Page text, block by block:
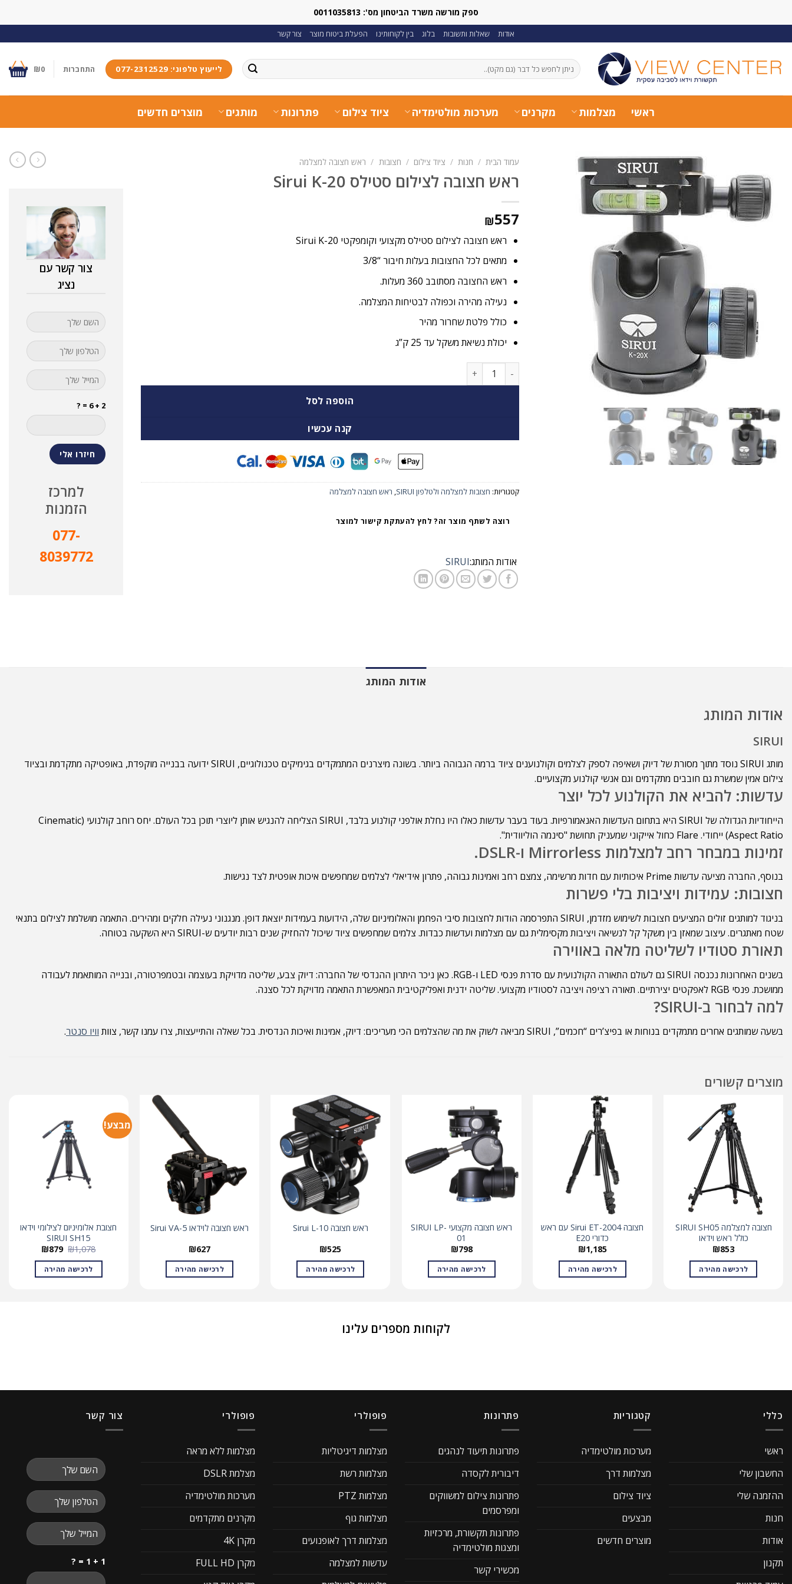
ספק מורשה משרד הביטחון מס': 0011035813
אודות שאלות ותשובות בלוג בין לקוחותינו הפעלת ביטוח מוצר צור קשר
חיפוש
עבור:
לייעוץ טלפוני: 077-2312529 התחברות ₪0
ראשי מצלמות מקרנים מערכות מולטימדיה ציוד צילום פתרונות מותגים מוצרים חדשים
עמוד הבית / חנות / ציוד צילום / חצובות / ראש חצובה למצלמה
ראש חצובה לצילום סטילס Sirui K-20
₪557
ראש חצובה לצילום סטילס מקצועי וקומפקטי Sirui K-20
מתאים לכל החצובות בעלות חיבור “3/8
ראש החצובה מסתובב 360 מעלות.
נעילה מהירה וכפולה לבטיחות המצלמה.
כולל פלטת שחרור מהיר
יכולת נשיאת משקל עד 25 ק”ג
כמות של ראש חצובה לצילום סטילס Sirui K-20
הוספה לסל
קנה עכשיו
קטגוריות: חצובות למצלמה ולטלפון SIRUI , ראש חצובה למצלמה
רוצה לשתף מוצר זה? לחץ להעתקת קישור למוצר
אודות המותג:SIRUI
צור קשר עם
נציג
2 + 6 = ?
למרכז
הזמנות
077-
8039772
אודות המותג
אודות המותג
SIRUI
מותג SIRUI נוסד מתוך מסורת של דיוק ושאיפה לספק לצלמים וקולנוענים ציוד ברמה הגבוהה ביותר. בשונה מיצרנים המתמקדים בגימיקים טכנולוגיים, SIRUI ידועה בבנייה מוקפדת, באופטיקה מתקדמת ובציוד
צילום אמין שמשרת גם חובבים מתקדמים וגם אנשי קולנוע מקצועיים.
עדשות: להביא את הקולנוע לכל יוצר
הייחודיות הגדולה של SIRUI היא בתחום העדשות האנאמורפיות. בעוד בעבר עדשות כאלו היו נחלת אולפני קולנוע בלבד, SIRUI הצליחה להנגיש אותן ליוצרי תוכן בכל העולם. יחס רוחב קולנועי (Cinematic
Aspect Ratio) ייחודי. Flare כחול אייקוני שמעניק תחושת "סינמה הוליוודית".
זמינות במבחר רחב למצלמות Mirrorless ו-DSLR.
בנוסף, החברה מציעה עדשות Prime איכותיות עם חדות מרשימה, צמצם רחב ואמינות גבוהה, פתרון אידיאלי לצלמים שמחפשים איכות אופטית לצד נגישות.
חצובות: עמידות ויציבות בלי פשרות
בניגוד למותגים זולים המציעים חצובות לשימוש מזדמן, SIRUI התפרסמה הודות לחצובות סיבי הפחמן והאלומיניום שלה, הידועות בעמידות יוצאת דופן. מנגנוני נעילה חלקים ומהירים. התאמה מושלמת לצילום בתנאי
שטח מאתגרים. עיצוב שמאזן בין משקל קל לנשיאה ויציבות מקסימלית גם עם מצלמות ועדשות כבדות. צלמים שמחפשים ציוד שיכול להחזיק שנים רבות יודעים ש-SIRUI היא השקעה בטוחה.
תאורת סטודיו לשליטה מלאה באווירה
בשנים האחרונות נכנסה SIRUI גם לעולם התאורה הקולנועית עם סדרת פנסי LED ו-RGB. כאן ניכר היתרון ההנדסי של החברה: דיוק צבע, שליטה מדויקת בעוצמה ובטמפרטורה, ובנייה המותאמת לעבודה
ממושכת. פנסי RGB לאפקטים יצירתיים. תאורה רציפה ויציבה לסטודיו מקצועי. שליטה ידנית ואפליקטיבית המאפשרת התאמה מדויקת לכל סצנה.
למה לבחור ב-SIRUI?
בשעה שמותגים אחרים מתמקדים בנוחות או בפיצ’רים “חכמים”, SIRUI מביאה לשוק את מה שהצלמים הכי מעריכים: דיוק, אמינות ואיכות הנדסית. בכל שאלה והתייעצות, צרו עמנו קשר, צוות וויו סנטר.
מוצרים קשורים
חצובה למצלמה SIRUI SH05
כולל ראש וידאו
₪853
לרכישה מהירה
חצובה Sirui ET-2004 עם ראש
כדורי E20
₪1,185
לרכישה מהירה
ראש חצובה מקצועי SIRUI LP-
01
₪798
לרכישה מהירה
ראש חצובה Sirui L-10
₪525
לרכישה מהירה
ראש חצובה לוידאו Sirui VA-5
₪627
לרכישה מהירה
מבצע!
חצובת אלומיניום לצילומי וידאו
SIRUI SH15
₪1,078 המחיר
היה:
₪1,078.
₪879 המחיר
הוא: לרכישה מהירה
לקוחות מספרים עלינו
כללי
ראשי
החשבון שלי
ההזמנה שלי
חנות
אודות
תקנון
קטגוריות
מערכות מולטימדיה
מצלמות דרך
ציוד צילום
מבצעים
מוצרים חדשים
פתרונות
פתרונות תיעוד לנהגים
דיבורית לקסדה
פתרונות צילום למשווקים
ומפרסמים
פתרונות תקשורת, מרכזיות
ומצגות מולטימדיה
מכשירי קשר
פופולרי
מצלמות דיגיטליות
מצלמות רשת
מצלמות PTZ
מצלמות גוף
מצלמות דרך לאופנועים
עדשות למצלמה
פופולרי
מצלמות ללא מראה
מצלמת DSLR
מערכות מולטימדיה
מקרנים מתקדמים
מקרן 4K
מקרן FULL HD
צור קשר
1 + 1 = ?